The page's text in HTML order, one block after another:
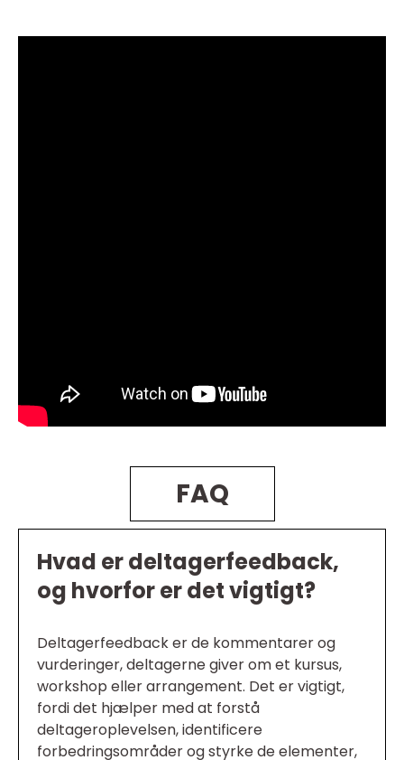
FAQ
Hvad er deltagerfeedback,
og hvorfor er det vigtigt?
Deltagerfeedback er de kommentarer og
vurderinger, deltagerne giver om et kursus,
workshop eller arrangement. Det er vigtigt,
fordi det hjælper med at forstå
deltageroplevelsen, identificere
forbedringsområder og styrke de elementer,